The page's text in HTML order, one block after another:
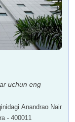
uchun eng
Anandrao Nair
- 400011